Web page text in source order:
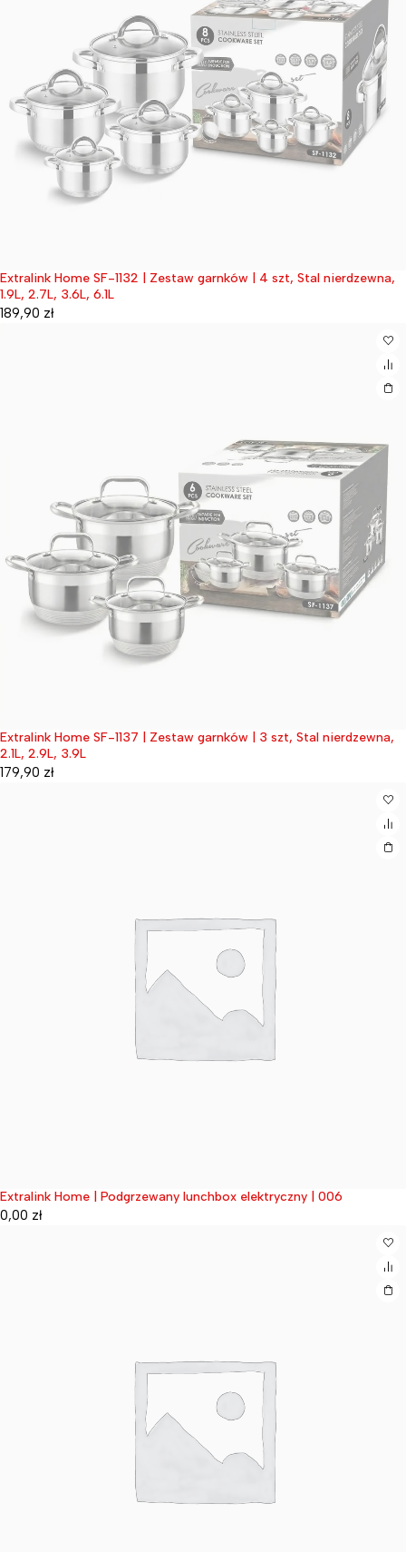
Wyprzedane
Extralink Home SF-1132 | Zestaw garnków | 4 szt, Stal nierdzewna,
1.9L, 2.7L, 3.6L, 6.1L
189,90 zł
Wyprzedane
Extralink Home SF-1137 | Zestaw garnków | 3 szt, Stal nierdzewna,
2.1L, 2.9L, 3.9L
179,90 zł
Wyprzedane
Extralink Home | Podgrzewany lunchbox elektryczny | 006
0,00 zł